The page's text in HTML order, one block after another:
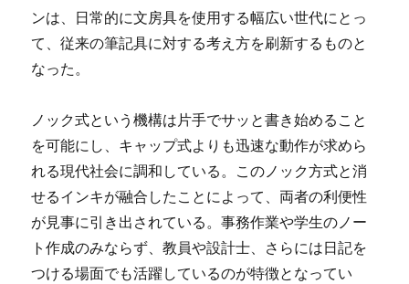
ンは、日常的に文房具を使用する幅広い世代にとっ
て、従来の筆記具に対する考え方を刷新するものと
なった。
ノック式という機構は片手でサッと書き始めること
を可能にし、キャップ式よりも迅速な動作が求めら
れる現代社会に調和している。このノック方式と消
せるインキが融合したことによって、両者の利便性
が見事に引き出されている。事務作業や学生のノー
ト作成のみならず、教員や設計士、さらには日記を
つける場面でも活躍しているのが特徴となってい